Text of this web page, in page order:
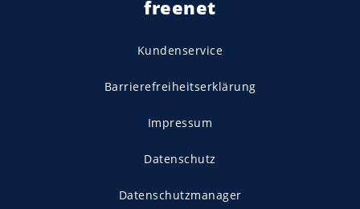
freenet
Kundenservice
Barrierefreiheitserklärung
Impressum
Datenschutz
Datenschutzmanager